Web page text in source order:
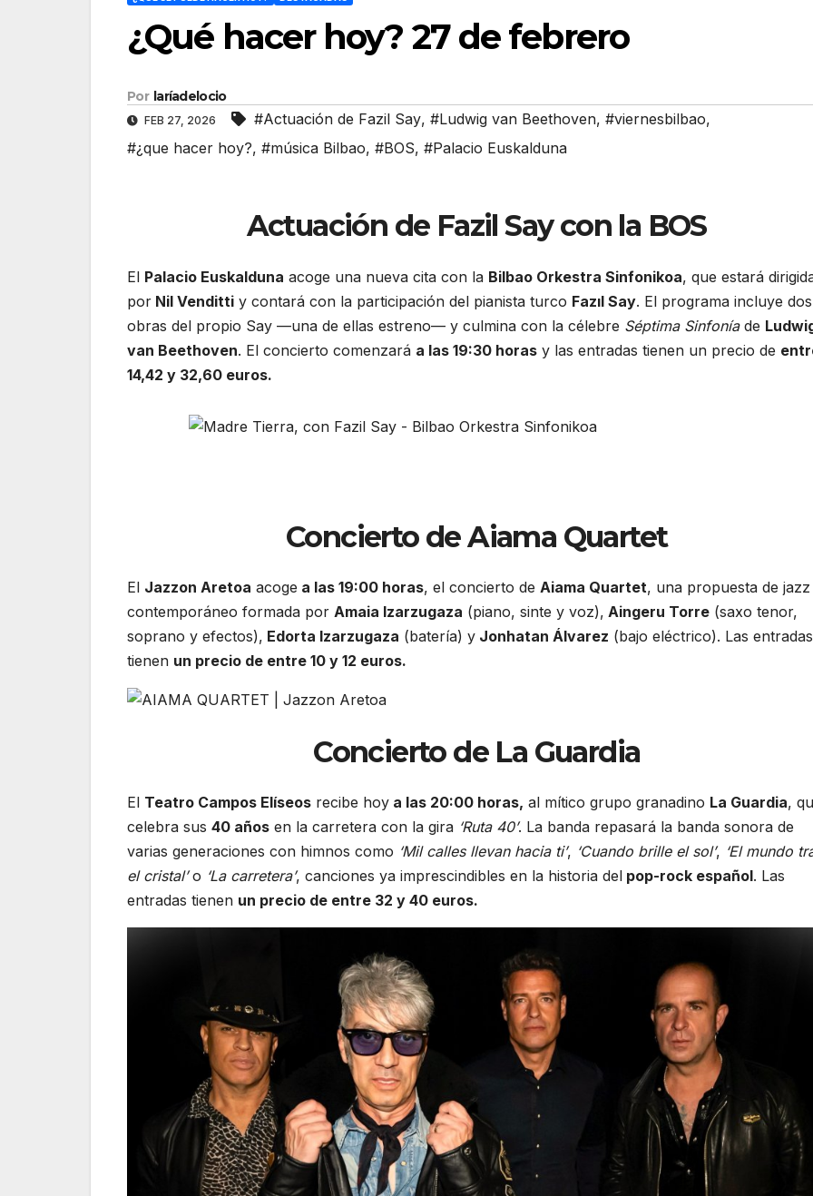
¿Qué hacer hoy? 27 de febrero
Por laríadelocio
FEB 27, 2026 #Actuación de Fazil Say, #Ludwig van Beethoven, #viernesbilbao,
#¿que hacer hoy?, #música Bilbao, #BOS, #Palacio Euskalduna
Actuación de Fazil Say con la BOS
El Palacio Euskalduna acoge una nueva cita con la Bilbao Orkestra Sinfonikoa, que estará
por Nil Venditti y contará con la participación del pianista turco Fazıl Say. El programa incluye dos
obras del propio Say —una de ellas estreno— y culmina con la célebre Séptima Sinfoníade
van Beethoven. El concierto comenzará a las 19:30 horas y las entradas tienen un precio de
14,42 y 32,60 euros.
Concierto deAiama Quartet
El Jazzon Aretoa acoge a las 19:00 horas, el concierto de Aiama Quartet, una propuesta de jazz
contemporáneo formada por Amaia Izarzugaza (piano, sinte y voz), Aingeru Torre (saxo tenor,
soprano y efectos), Edorta Izarzugaza (batería) y Jonhatan Álvarez (bajo eléctrico). Las entradas
tienen un precio de entre 10 y 12 euros.
Concierto de La Guardia
El Teatro Campos Elíseos recibe hoy a las 20:00 horas, al mítico grupo granadino La Guardia,
celebra sus 40 años en la carretera con la gira ‘Ruta 40’. La banda repasará la banda sonora de
varias generaciones con himnos como ‘Mil calles llevan hacia ti’, ‘Cuando brille el sol’, ‘El mundo
el cristal’o ‘La carretera’, canciones ya imprescindibles en la historia del pop-rock español. Las
entradas tienen un precio de entre 32 y 40 euros.